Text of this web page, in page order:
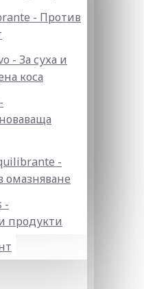
- Против
- За суха и
коса
-
омазняване
-
продукти